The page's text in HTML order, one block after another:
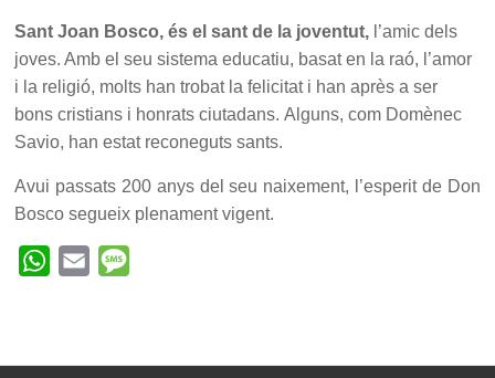
Sant Joan Bosco, és el sant de la joventut, l’amic dels
joves. Amb el seu sistema educatiu, basat en la raó, l’amor
i la religió, molts han trobat la felicitat i han après a ser
bons cristians i honrats ciutadans. Alguns, com Domènec
Savio, han estat reconeguts sants.
Avui passats 200 anys del seu naixement, l’esperit de Don
Bosco segueix plenament vigent.
W